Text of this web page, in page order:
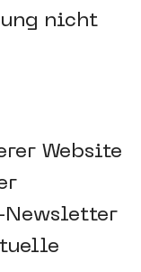
nicht
Website
Newsletter